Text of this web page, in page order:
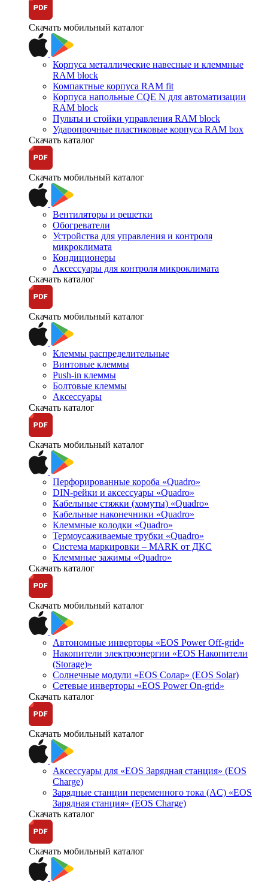
Скачать мобильный каталог
Корпуса металлические навесные и клеммные
RAM block
Компактные корпуса RAM fit
Корпуса напольные CQE N для автоматизации
RAM block
Пульты и стойки управления RAM block
Ударопрочные пластиковые корпуса RAM box
Скачать каталог
Скачать мобильный каталог
Вентиляторы и решетки
Обогреватели
Устройства для управления и контроля
микроклимата
Кондиционеры
Аксессуары для контроля микроклимата
Скачать каталог
Скачать мобильный каталог
Клеммы распределительные
Винтовые клеммы
Push-in клеммы
Болтовые клеммы
Аксессуары
Скачать каталог
Скачать мобильный каталог
Перфорированные короба «Quadro»
DIN-рейки и аксессуары «Quadro»
Кабельные стяжки (хомуты) «Quadro»
Кабельные наконечники «Quadro»
Клеммные колодки «Quadro»
Термоусаживаемые трубки «Quadro»
Система маркировки – MARK от ДКС
Клеммные зажимы «Quadro»
Скачать каталог
Скачать мобильный каталог
Автономные инверторы «EOS Power Off-grid»
Накопители электроэнергии «EOS Накопители
(Storage)»
Солнечные модули «EOS Солар» (EOS Solar)
Сетевые инверторы «EOS Power On-grid»
Скачать каталог
Скачать мобильный каталог
Аксессуары для «EOS Зарядная станция» (EOS
Charge)
Зарядные станции переменного тока (AC) «EOS
Зарядная станция» (EOS Charge)
Скачать каталог
Скачать мобильный каталог